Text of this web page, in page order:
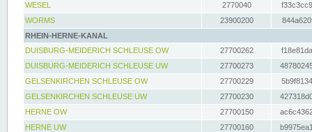
WESEL
2770040
WORMS
23900200
RHEIN-HERNE-KANAL
DUISBURG-MEIDERICH SCHLEUSE OW
27700262
DUISBURG-MEIDERICH SCHLEUSE UW
27700273
GELSENKIRCHEN SCHLEUSE OW
27700229
GELSENKIRCHEN SCHLEUSE UW
27700230
HERNE OW
27700150
HERNE UW
27700160